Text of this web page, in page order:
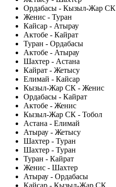
Ордабасы - Кызыл-Жар СК
Женис - Туран
Кайсар - Атырау
Актобе - Кайрат
Туран - Ордабасы
Актобе - Атырау
Шахтер - Астана
Кайрат - Жетысу
Елимай - Кайсар
Кызыл-Жар СК - Женис
Ордабасы - Кайрат
Актобе - Женис
Кызыл-Жар СК - Тобол
Астана - Елимай
Атырау - Жетысу
Шахтер - Туран
Шахтер - Туран
Туран - Кайрат
Женис - Шахтер
Атырау - Ордабасы